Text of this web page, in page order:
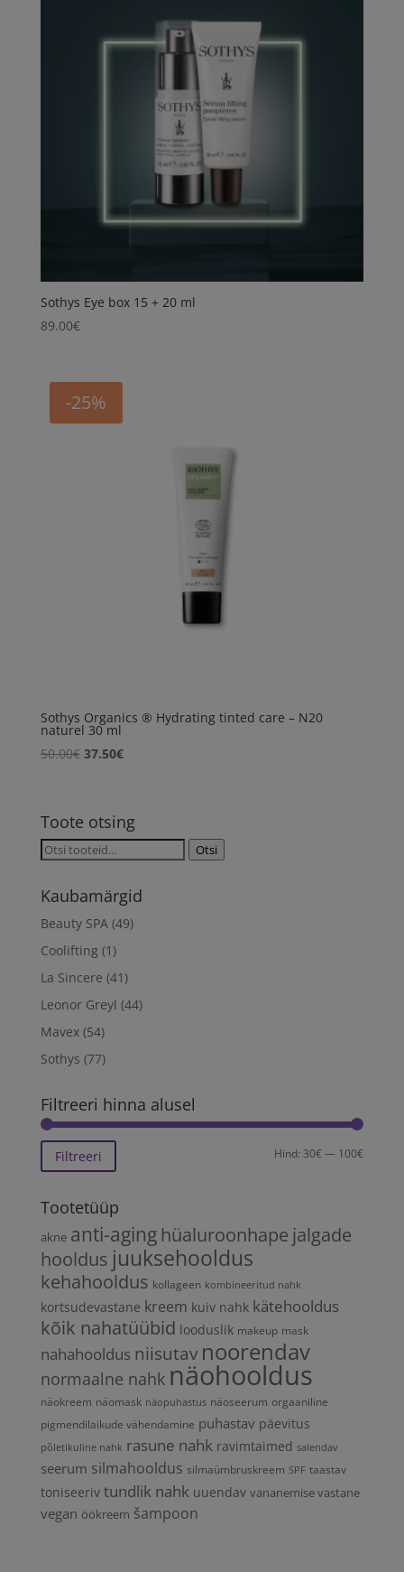
Sothys Eye box 15 + 20 ml
89.00€
-25%
Sothys Organics ® Hydrating tinted care – N20
naturel 30 ml
50.00€ Algne
50.00€.
37.50€Praegune
Toote otsing
Otsi: Otsi
Kaubamärgid
Beauty SPA (49)
Coolifting (1)
La Sincere (41)
Leonor Greyl (44)
Mavex (54)
Sothys (77)
Filtreeri hinna alusel
Filtreeri Hind: 30€— 100€
Tootetüüp
akne anti-aging hüaluroonhape jalgade
hooldus juuksehooldus
kehahooldus kollageen kombineeritud nahk
kortsudevastane kreem kuiv nahk kätehooldus
kõik nahatüübid looduslik makeup mask
nahahooldus niisutav noorendav
normaalne nahk näohooldus
näokreem näomask näopuhastus näoseerum orgaaniline
pigmendilaikude vähendamine puhastav päevitus
põletikuline nahk rasune nahk ravimtaimed salendav
seerum silmahooldus silmaümbruskreem SPF taastav
toniseeriv tundlik nahk uuendav vananemise vastane
vegan öökreem šampoon